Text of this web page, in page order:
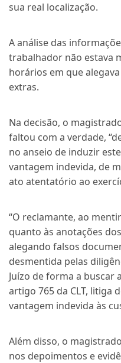
sua real localização.
A análise das
trabalhador não estava
horários em que
extras.
Na decisão, o
faltou com a verdade,
no anseio de induzir
vantagem indevida, de
ato atentatório ao
“O reclamante, ao
quanto às anotações
alegando falsos
desmentida pelas
Juízo de forma a buscar
artigo 765 da CLT, litiga
vantagem indevida às
Além disso, o
nos depoimentos e